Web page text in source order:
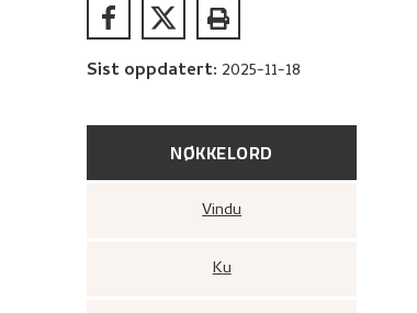
Sist oppdatert: 2025-11-18
NØKKELORD
Vindu
Ku